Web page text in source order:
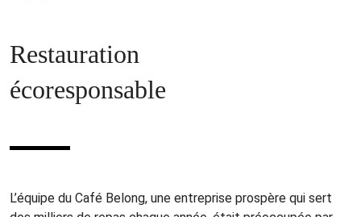
Restauration
écoresponsable
L’équipe du Café Belong, une entreprise prospère qui sert